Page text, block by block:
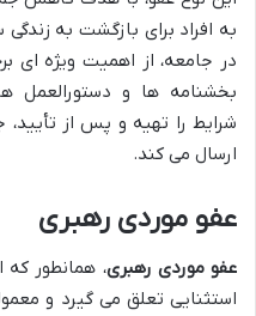
به افراد برای بازگشت به
در جامعه، از اهمیت ویژه ای
بخشنامه ها و دستورالعمل
شرایط را تهیه و پس از
ارسال می کند.
عفو موردی رهبری
عفو موردی رهبری، همانطور
استثنایی تعلق می گیرد و